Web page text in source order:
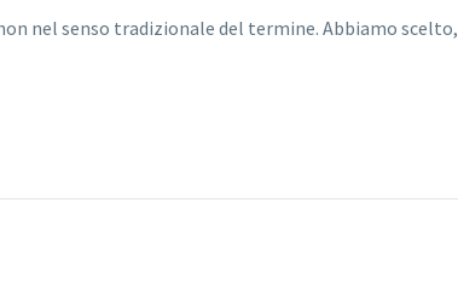
nel senso tradizionale del termine. Abbiamo scelto,